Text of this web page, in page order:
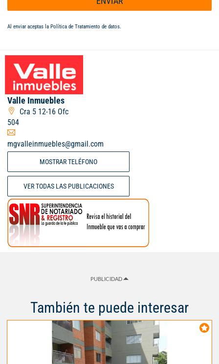
Al enviar aceptas la Política de Tratamiento de datos.
Valle Inmuebles
Cra 5 12-16 Ofc
504
mgvalleinmuebles@gmail.com
MOSTRAR TELÉFONO
VER TODAS LAS PUBLICACIONES
PUBLICIDAD
También te puede interesar